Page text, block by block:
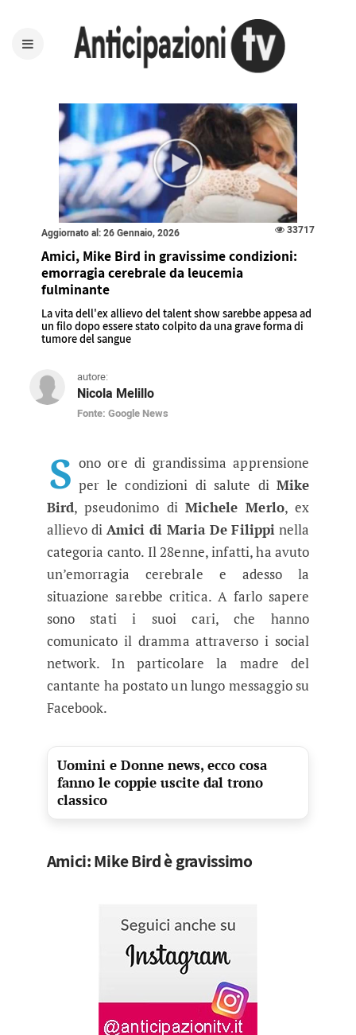
Aggiornato al: 26 Gennaio, 2026 33717
Amici, Mike Bird in gravissime condizioni:
emorragia cerebrale da leucemia
fulminante
La vita dell'ex allievo del talent show sarebbe appesa ad
un filo dopo essere stato colpito da una grave forma di
tumore del sangue
autore:
Nicola Melillo
Fonte: Google News
Amici, Mike Bird in gravissime
S ono ore di grandissima apprensione
per le condizioni di salute diMike
Bird, pseudonimo diMichele Merlo, ex
allievo di Amici di Maria De Filippi nella
categoria canto. Il 28enne, infatti, ha avuto
un’emorragia cerebrale e adesso la
situazione sarebbe critica. A farlo sapere
sono stati i suoi cari, che hanno
comunicato il dramma attraverso i social
network. In particolare la madre del
cantante ha postato un lungo messaggio su
Facebook.
Uomini e Donne news, ecco cosa
fanno le coppie uscite dal trono
classico
Amici: Mike Bird è gravissimo